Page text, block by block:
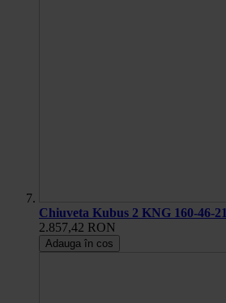
Chiuveta Kubus 2 KNG 160-46-21
2.857,42 RON
Adauga în cos